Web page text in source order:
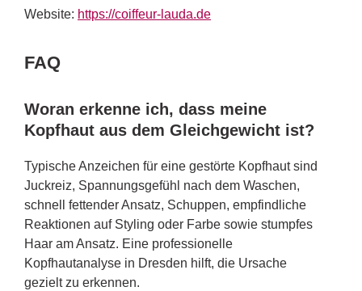
Website: https://coiffeur-lauda.de
FAQ
Woran erkenne ich, dass meine
Kopfhaut aus dem Gleichgewicht ist?
Typische Anzeichen für eine gestörte Kopfhaut sind
Juckreiz, Spannungsgefühl nach dem Waschen,
schnell fettender Ansatz, Schuppen, empfindliche
Reaktionen auf Styling oder Farbe sowie stumpfes
Haar am Ansatz. Eine professionelle
Kopfhautanalyse in Dresden hilft, die Ursache
gezielt zu erkennen.